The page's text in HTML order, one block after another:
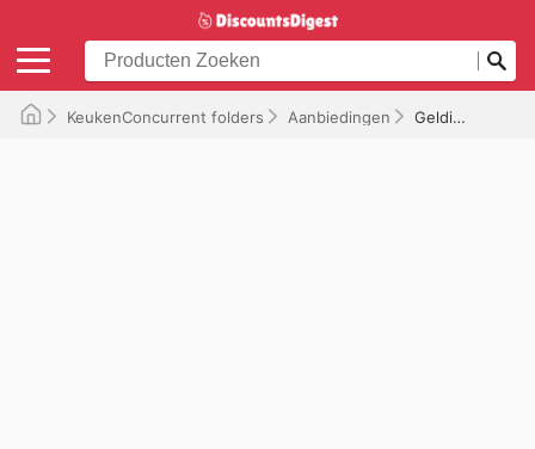
KeukenConcurrent folders Aanbiedingen Geldig tot 23-07-2026